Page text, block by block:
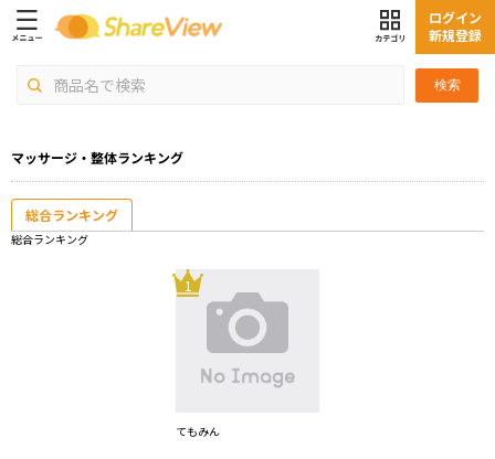
検索
ログイン
新規登録
マッサージ・整体ランキング
総合ランキング
総合ランキング
1
てもみん